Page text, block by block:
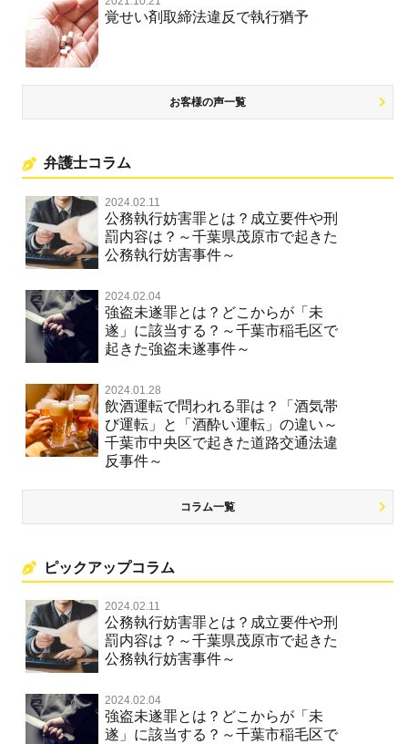
覚せい剤取締法違反で執行猶予
お客様の声一覧
弁護士コラム
2024.02.11
公務執行妨害罪とは？成立要件や刑
罰内容は？～千葉県茂原市で起きた
公務執行妨害事件～
2024.02.04
強盗未遂罪とは？どこからが「未
遂」に該当する？～千葉市稲毛区で
起きた強盗未遂事件～
2024.01.28
飲酒運転で問われる罪は？「酒気帯
び運転」と「酒酔い運転」の違い～
千葉市中央区で起きた道路交通法違
反事件～
コラム一覧
ピックアップコラム
2024.02.11
公務執行妨害罪とは？成立要件や刑
罰内容は？～千葉県茂原市で起きた
公務執行妨害事件～
2024.02.04
強盗未遂罪とは？どこからが「未
遂」に該当する？～千葉市稲毛区で